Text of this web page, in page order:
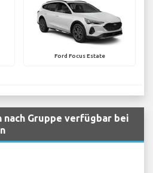
Ford Focus Estate
nach Gruppe verfügbar bei